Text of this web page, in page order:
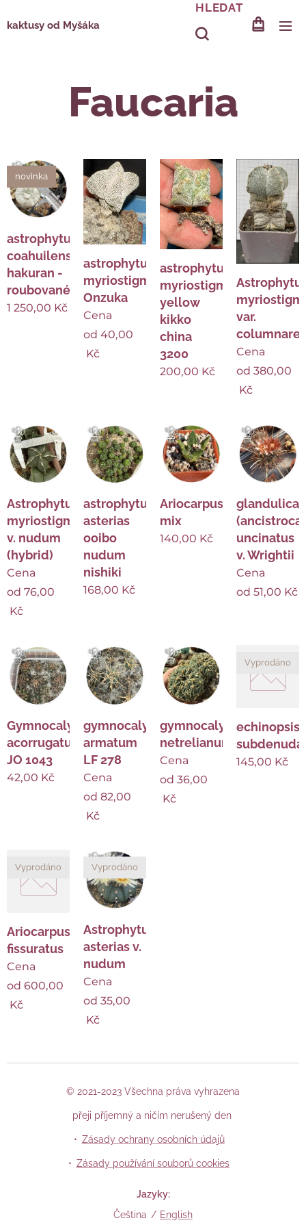
kaktusy od Myšáka
HLEDAT
Faucaria
astrophytum
coahuilense
hakuran -
roubované
novinka
1 250,00 Kč
astrophytum
myriostigma
Onzuka
Cena
od 40,00
Kč
astrophytum
myriostigma
yellow
kikko
china
3200
200,00 Kč
var.
columnare
Cena
od 380,00
Kč
Astrophytum
myriostigma
v. nudum
(hybrid)
Cena
od 76,00
Kč
astrophytum
asterias
ooibo
nudum
nishiki
168,00 Kč
Ariocarpus
mix
140,00 Kč
uncinatus
v. Wrightii
Cena
od 51,00 Kč
Gymnocalycium
acorrugatum
JO 1043
42,00 Kč
gymnocalycium
armatum
LF 278
Cena
od 82,00
Kč
gymnocalycium
netrelianum
Cena
od 36,00
Kč
echinopsis
Vyprodáno
145,00 Kč
Ariocarpus
fissuratus
Vyprodáno
Cena
od 600,00
Kč
Astrophytum
asterias v.
nudum
Vyprodáno
Cena
od 35,00
Kč
© 2021-2023 Všechna práva vyhrazena
přeji příjemný a ničím nerušený den
Zásady ochrany osobních údajů
Zásady používání souborů cookies
Jazyky
Čeština
English